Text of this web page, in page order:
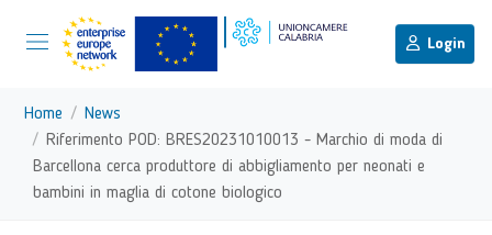
Vai ai contenuti
Login
torna al menu di scelta rapida
Menu di navigazione principale
Home
News
Riferimento POD: BRES20231010013 - Marchio di moda di
Barcellona cerca produttore di abbigliamento per neonati e
bambini in maglia di cotone biologico